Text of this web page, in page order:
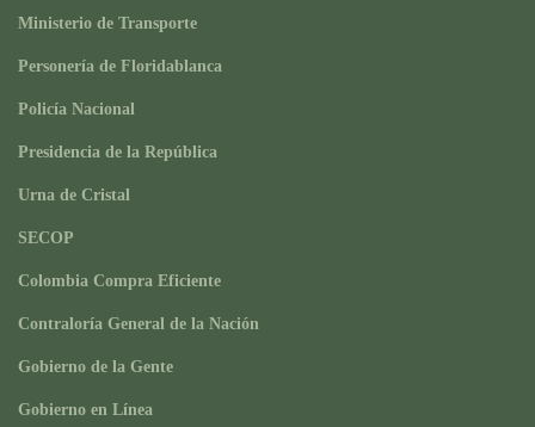
Ministerio de Transporte
Personería de Floridablanca
Policía Nacional
Presidencia de la República
Urna de Cristal
SECOP
Colombia Compra Eficiente
Contraloría General de la Nación
Gobierno de la Gente
Gobierno en Línea